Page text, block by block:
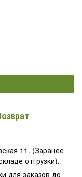
11. (Заранее
отгрузки).
для заказов до